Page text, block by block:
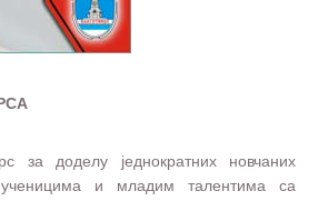
за доделу једнократних новчаних
и младим талентима са